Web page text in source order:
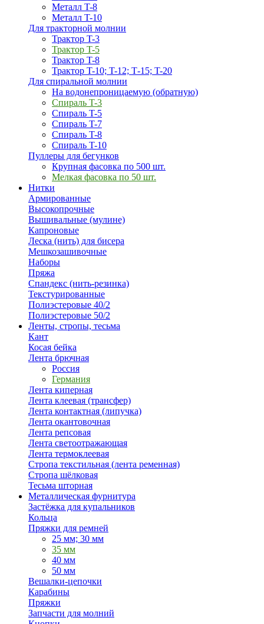
Металл T-8
Металл T-10
Для тракторной молнии
Трактор T-3
Трактор T-5
Трактор T-8
Трактор T-10; T-12; Т-15; T-20
Для спиральной молнии
На водонепроницаемую (обратную)
Спираль T-3
Спираль T-5
Спираль T-7
Спираль T-8
Спираль T-10
Пуллеры для бегунков
Крупная фасовка по 500 шт.
Мелкая фасовка по 50 шт.
Нитки
Армированные
Высокопрочные
Вышивальные (мулине)
Капроновые
Леска (нить) для бисера
Мешкозашивочные
Наборы
Пряжа
Спандекс (нить-резинка)
Текстурированные
Полиэстеровые 40/2
Полиэстеровые 50/2
Ленты, стропы, тесьма
Кант
Косая бейка
Лента брючная
Россия
Германия
Лента киперная
Лента клеевая (трансфер)
Лента контактная (липучка)
Лента окантовочная
Лента репсовая
Лента светоотражающая
Лента термоклеевая
Стропа текстильная (лента ременная)
Стропа шёлковая
Тесьма шторная
Металлическая фурнитура
Застёжка для купальников
Кольца
Пряжки для ремней
25 мм; 30 мм
35 мм
40 мм
50 мм
Вешалки-цепочки
Карабины
Пряжки
Запчасти для молний